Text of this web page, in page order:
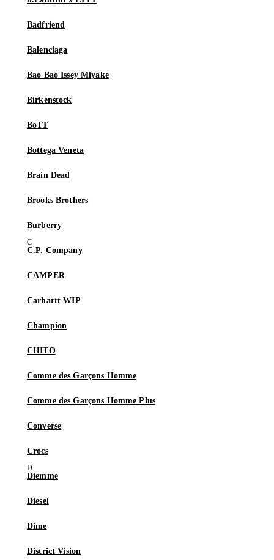
Badfriend
Balenciaga
Bao Bao Issey Miyake
Birkenstock
BoTT
Bottega Veneta
Brain Dead
Brooks Brothers
Burberry
C.P. Company
CAMPER
Carhartt WIP
Champion
CHITO
Comme des Garçons Homme
Comme des Garçons Homme Plus
Converse
Crocs
Diemme
Diesel
Dime
District Vision